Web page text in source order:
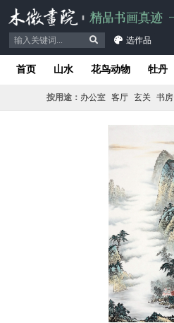
选作品
首页 山水 花鸟动物 牡丹
按用途： 办公室 客厅 玄关 书房